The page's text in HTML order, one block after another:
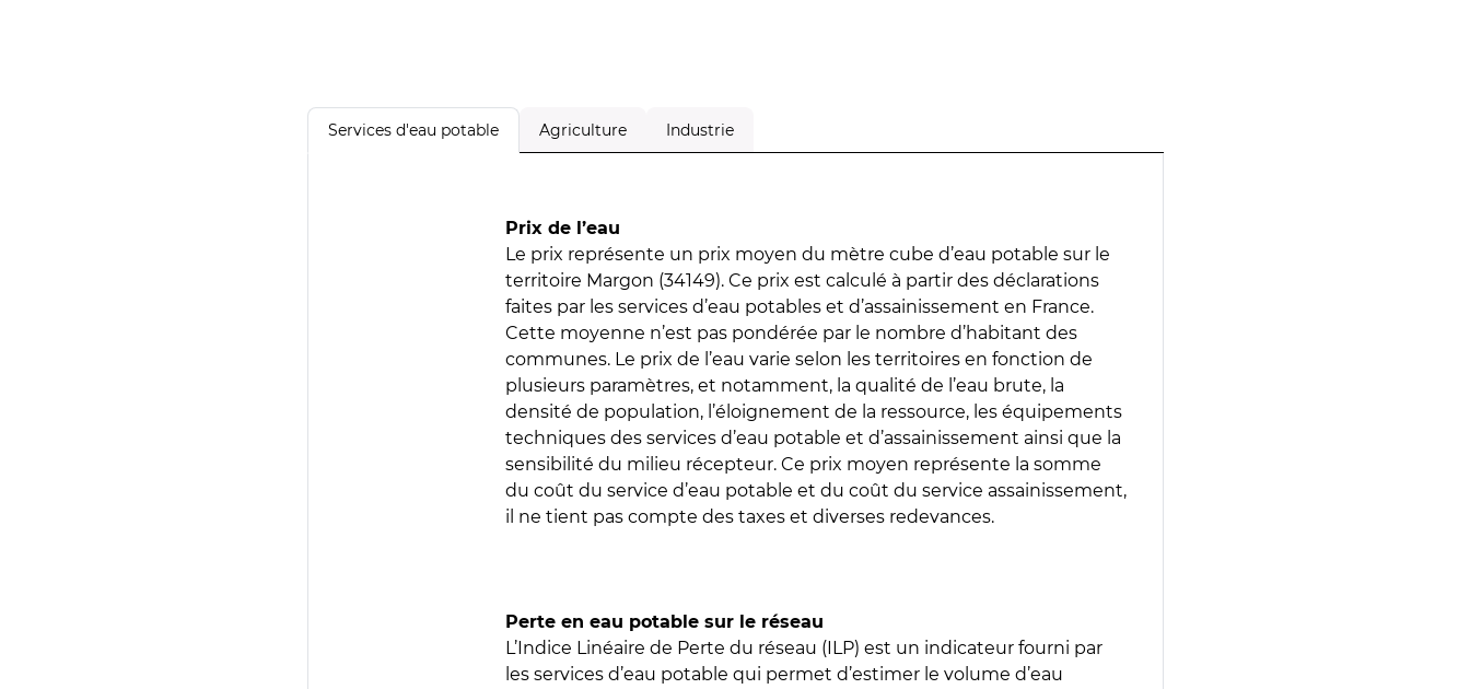
Services d'eau potable Agriculture Industrie
Prix de l’eau
Le prix représente un prix moyen du mètre cube d’eau potable sur le
territoire Margon (34149). Ce prix est calculé à partir des déclarations
faites par les services d’eau potables et d’assainissement en France.
Cette moyenne n’est pas pondérée par le nombre d’habitant des
communes. Le prix de l’eau varie selon les territoires en fonction de
plusieurs paramètres, et notamment, la qualité de l’eau brute, la
densité de population, l’éloignement de la ressource, les équipements
techniques des services d’eau potable et d’assainissement ainsi que la
sensibilité du milieu récepteur. Ce prix moyen représente la somme
du coût du service d’eau potable et du coût du service assainissement,
il ne tient pas compte des taxes et diverses redevances.
Perte en eau potable sur le réseau
L’Indice Linéaire de Perte du réseau (ILP) est un indicateur fourni par
les services d’eau potable qui permet d’estimer le volume d’eau